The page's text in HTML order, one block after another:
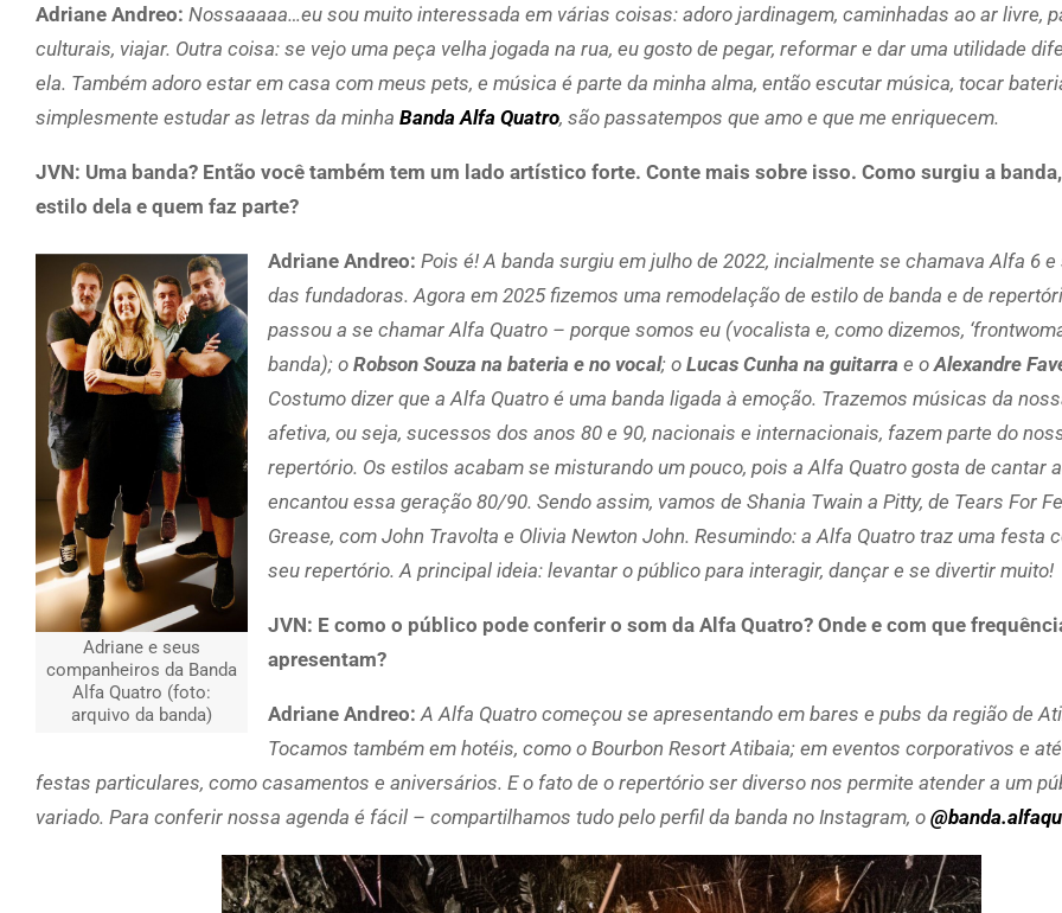
Adriane Andreo: Nossaaaaa…eu sou muito interessada em várias coisas: adoro jardinagem, caminhadas ao ar livre,
culturais, viajar. Outra coisa: se vejo uma peça velha jogada na rua, eu gosto de pegar, reformar e dar uma utilidade
ela. Também adoro estar em casa com meus pets, e música é parte da minha alma, então escutar música, tocar
simplesmente estudar as letras da minha Banda Alfa Quatro, são passatempos que amo e que me enriquecem.
JVN: Uma banda? Então você também tem um lado artístico forte. Conte mais sobre isso. Como surgiu a
estilo dela e quem faz parte?
Adriane e seus
companheiros da Banda
Alfa Quatro (foto:
arquivo da banda)
Adriane Andreo: Pois é! A banda surgiu em julho de 2022, incialmente se chamava Alfa 6 e
das fundadoras. Agora em 2025 fizemos uma remodelação de estilo de banda e de
passou a se chamar Alfa Quatro – porque somos eu (vocalista e, como dizemos,
banda); o Robson Souza na bateria e no vocal; o Lucas Cunha na guitarra e o Alexandre
Costumo dizer que a Alfa Quatro é uma banda ligada à emoção. Trazemos músicas da
afetiva, ou seja, sucessos dos anos 80 e 90, nacionais e internacionais, fazem parte do
repertório. Os estilos acabam se misturando um pouco, pois a Alfa Quatro gosta de cantar
encantou essa geração 80/90. Sendo assim, vamos de Shania Twain a Pitty, de Tears For
Grease, com John Travolta e Olivia Newton John. Resumindo: a Alfa Quatro traz uma festa
seu repertório. A principal ideia: levantar o público para interagir, dançar e se divertir muito!
JVN: E como o público pode conferir o som da Alfa Quatro? Onde e com que
apresentam?
Adriane Andreo: A Alfa Quatro começou se apresentando em bares e pubs da região de
Tocamos também em hotéis, como o Bourbon Resort Atibaia; em eventos corporativos e
festas particulares, como casamentos e aniversários. E o fato de o repertório ser diverso nos permite atender a um
variado. Para conferir nossa agenda é fácil – compartilhamos tudo pelo perfil da banda no Instagram, o